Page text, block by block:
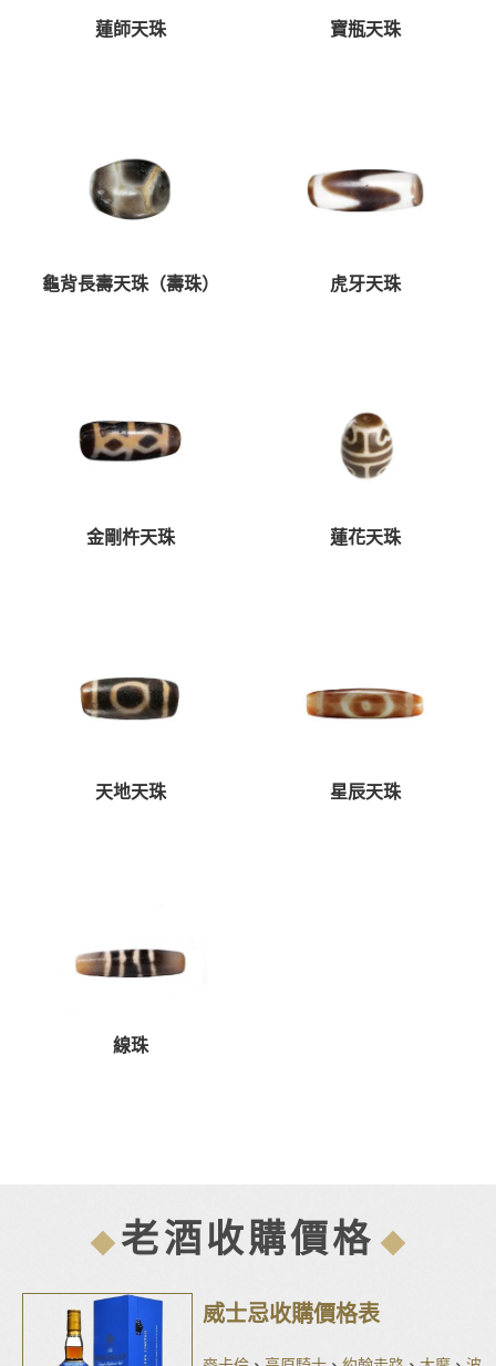
蓮師天珠 寶瓶天珠
龜背長壽天珠（壽珠） 虎牙天珠
金剛杵天珠 蓮花天珠
天地天珠 星辰天珠
線珠
老酒收購價格
威士忌收購價格表